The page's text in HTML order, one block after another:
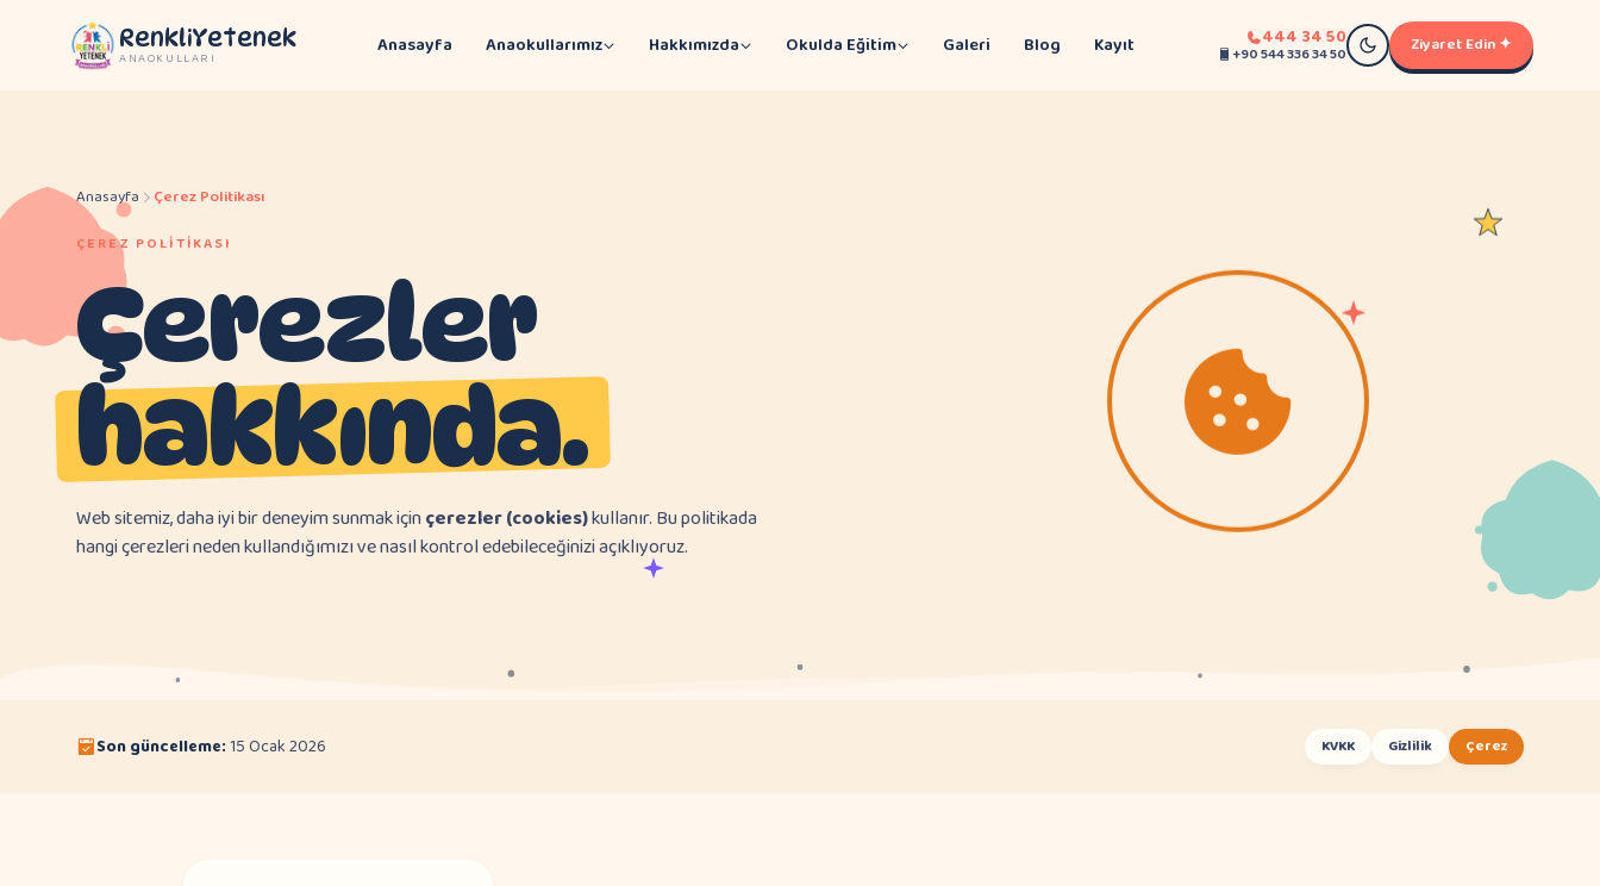
RenkliYetenek
ANAOKULLARI Anasayfa Anaokullarımız Hakkımızda Okulda Eğitim Galeri Blog Kayıt 444 34 50
+90 544 336 34 50 Ziyaret Edin ✦
Anasayfa Çerez Politikası
ÇEREZ POLITIKASI
Çerezler
hakkında.
Web sitemiz, daha iyi bir deneyim sunmak içinçerezler (cookies)kullanır. Bu politikada
hangi çerezleri neden kullandığımızı ve nasıl kontrol edebileceğinizi açıklıyoruz.
Son güncelleme:15 Ocak 2026 KVKK Gizlilik Çerez